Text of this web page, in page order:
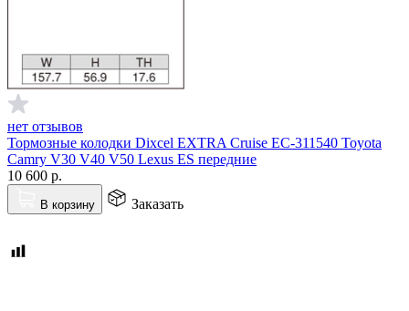
нет отзывов
Тормозные колодки Dixcel EXTRA Cruise EС-311540 Toyota
Camry V30 V40 V50 Lexus ES передние
10 600 р.
В корзину Заказать